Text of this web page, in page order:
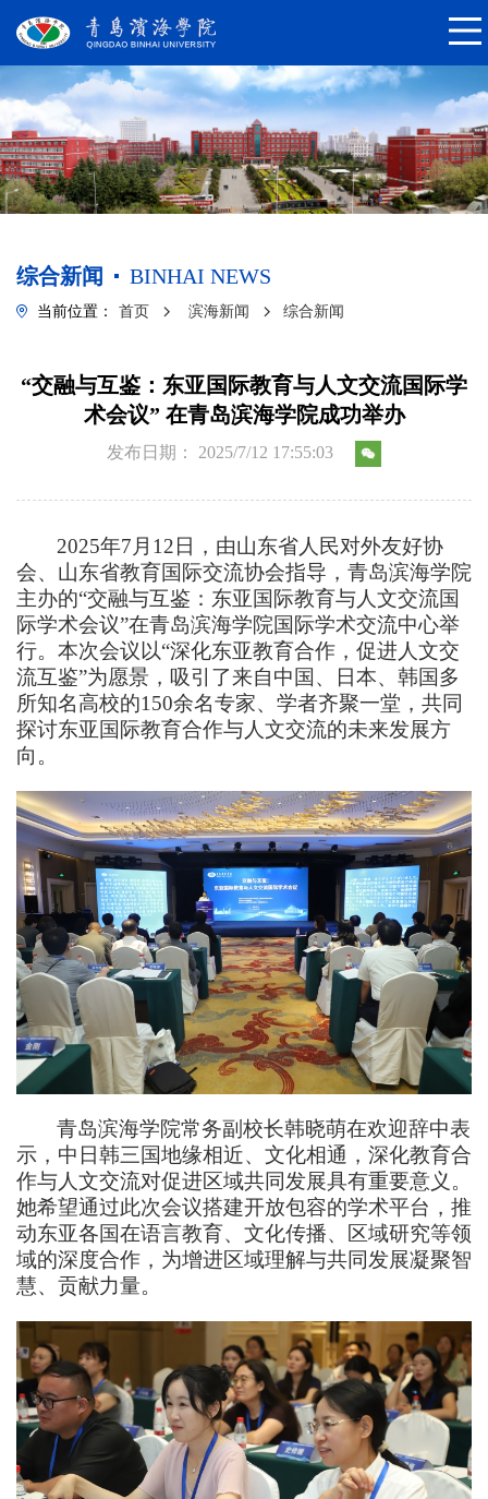
综合新闻 BINHAI NEWS
当前位置： 首页 滨海新闻 综合新闻
“交融与互鉴：东亚国际教育与人文交流国际学
术会议” 在青岛滨海学院成功举办
发布日期： 2025/7/12 17:55:03
2025年7月12日，由山东省人民对外友好协
会、山东省教育国际交流协会指导，青岛滨海学院
主办的“交融与互鉴：东亚国际教育与人文交流国
际学术会议”在青岛滨海学院国际学术交流中心举
行。本次会议以“深化东亚教育合作，促进人文交
流互鉴”为愿景 ，吸引了来自中国、 日本、 韩国多
所知名高校的150余名专家、 学者齐聚一堂，共同
探讨东亚国际教育合作与人文交流的未来发展方
向。
青岛滨海学院常务副校长韩晓萌在欢迎辞中表
示，中日韩三国地缘相近、文化相通，深化教育合
作与人文交流对促进区域共同发展具有重要意义。
她希望通过此次会议搭建开放包容的学术平台，推
动东亚各国在语言教育、文化传播、区域研究等领
域的深度合作，为增进区域理解与共同发展凝聚智
慧、贡献力量。